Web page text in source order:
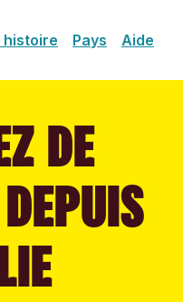
histoire Pays Aide
DE